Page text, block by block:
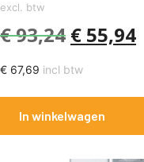
excl. btw
€93,24 € 55,94
€ 67,69 incl btw
In winkelwagen